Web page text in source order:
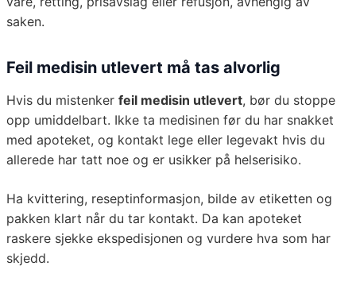
saken.
Feil medisin utlevert må tas alvorlig
Hvis du mistenker feil medisin utlevert, bør du stoppe
opp umiddelbart. Ikke ta medisinen før du har snakket
med apoteket, og kontakt lege eller legevakt hvis du
allerede har tatt noe og er usikker på helserisiko.
Ha kvittering, reseptinformasjon, bilde av etiketten og
pakken klart når du tar kontakt. Da kan apoteket
raskere sjekke ekspedisjonen og vurdere hva som har
skjedd.